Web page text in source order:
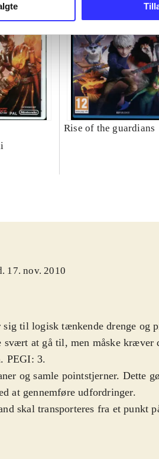
Rise of the guardians
17. nov. 2010
til logisk tænkende drenge og
svært at gå til, men måske kræver
PEGI: 3.
og samle pointstjerner. Dette
at gennemføre udfordringer.
skal transporteres fra et punkt
baggrundsmusikken monoton